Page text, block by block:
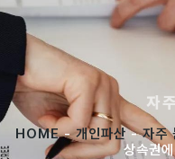
자
HOME-개인파산-자주
상속권